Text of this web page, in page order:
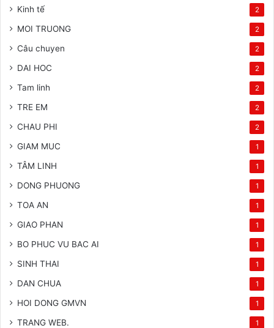
Kinh tế 2
MOI TRUONG 2
Câu chuyen 2
DAI HOC 2
Tam linh 2
TRE EM 2
CHAU PHI 2
GIAM MUC 1
TÂM LINH 1
DONG PHUONG 1
TOA AN 1
GIAO PHAN 1
BO PHUC VU BAC AI 1
SINH THAI 1
DAN CHUA 1
HOI DONG GMVN 1
TRANG WEB. 1